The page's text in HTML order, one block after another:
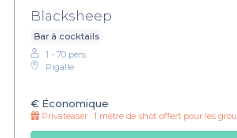
Blacksheep
Bar à cocktails
1 - 70 pers.
Pigalle
€ Économique
Privateaser : 1 mètre de shot offert pour les